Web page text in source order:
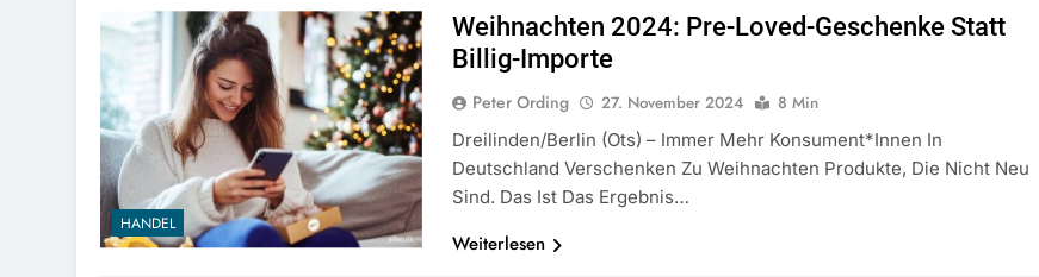
HANDEL
Weihnachten 2024: Pre-Loved-Geschenke Statt
Billig-Importe
Peter Ording 27. November 2024
8 Min
Dreilinden/Berlin (ots) – Immer Mehr Konsument*innen In
Deutschland Verschenken Zu Weihnachten Produkte, Die Nicht Neu
Sind. Das Ist Das Ergebnis…
Weiterlesen